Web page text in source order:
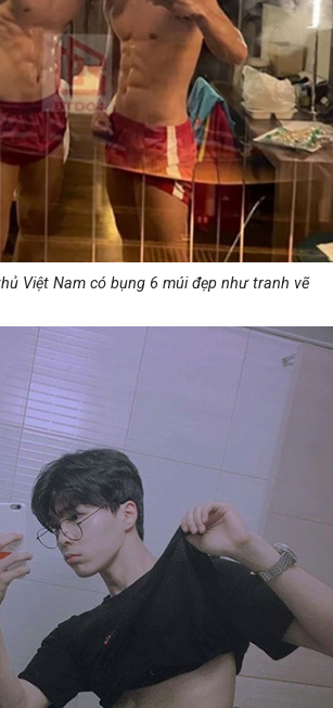
Việt Nam có bụng 6 múi đẹp như tranh vẽ